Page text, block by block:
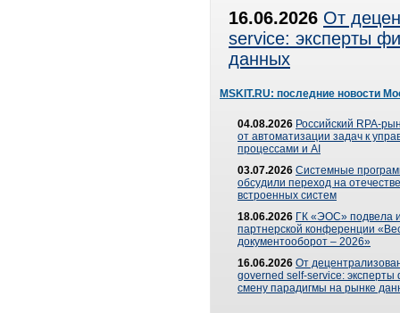
16.06.2026 От
service: эксперты
данных
MSKIT.RU: последние новости
04.08.2026 Российский RPA-
от автоматизации задач к
процессами и AI
03.07.2026 Системные
обсудили переход на
встроенных систем
18.06.2026 ГК «ЭОС» подвела
партнерской конференции
документооборот – 2026»
16.06.2026 От
governed self-service: эксперты
смену парадигмы на рынке